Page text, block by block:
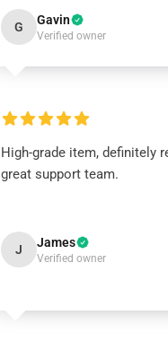
G Gavin
Verified owner
High-grade item, definitely
great support team.
J James
Verified owner